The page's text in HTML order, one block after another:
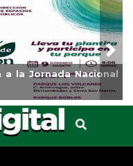
la Jornada Nacional